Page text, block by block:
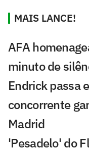
MAIS LANCE!
AFA
minuto de
Endrick passa
concorrente
Madrid
'Pesadelo' do